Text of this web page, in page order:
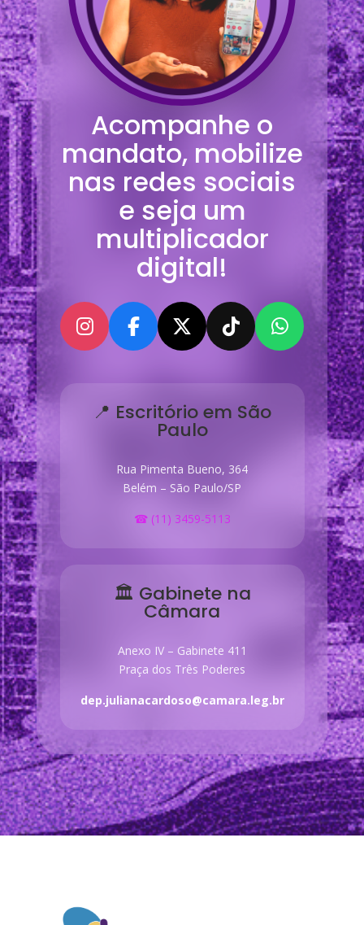
Acompanhe o
mandato, mobilize
nas redes sociais
e seja um
multiplicador
digital!
📍 Escritório em São
Paulo
Rua Pimenta Bueno, 364
Belém – São Paulo/SP
☎ (11) 3459-5113
🏛 Gabinete na
Câmara
Anexo IV – Gabinete 411
Praça dos Três Poderes
dep.julianacardoso@camara.leg.br